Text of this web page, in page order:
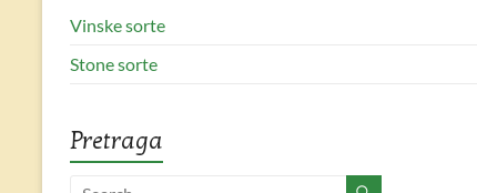
Vinske sorte
Stone sorte
Pretraga